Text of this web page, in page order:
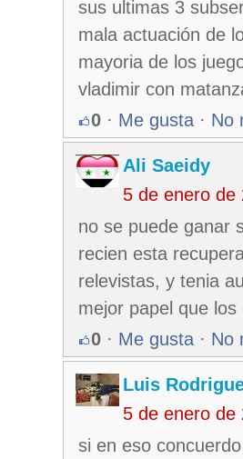
sus ultimas 3
mala actuación de
mayoria de los
vladimir con
0 · Me gusta · No
Ali Saeidy
5 de enero de
no se puede ganar
recien esta
relevistas, y tenia
mejor papel que
0 · Me gusta · No
Luis
5 de enero de
si en eso